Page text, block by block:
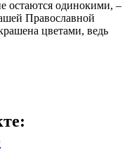
остаются одинокими, –
Православной
цветами, ведь